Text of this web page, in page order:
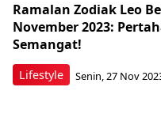
Lifestyle
Ramalan Zodiak Leo
November 2023:
Semangat!
Senin, 27 Nov